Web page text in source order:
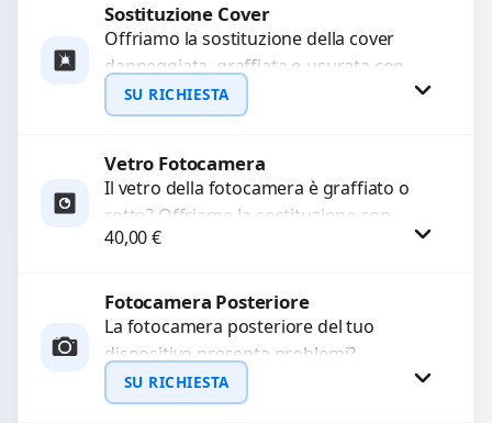
Procedi
Sostituzione Cover
Offriamo la sostituzione della cover
danneggiata, graffiata o usurata con
ricambi di alta qualità e garantiti.
Ripristiniamo l’aspetto estetico e...
SU RICHIESTA
Richiedi Preventivo
Vetro Fotocamera
Il vetro della fotocamera è graffiato o
rotto? Offriamo la sostituzione con
ricambi di alta qualità garantiti per 3
40,00€
Procedi
Fotocamera Posteriore
La fotocamera posteriore del tuo
dispositivo presenta problemi?
Interveniamo per risolvere guasti come
immagini sfocate, messa a fuoco non
SU RICHIESTA